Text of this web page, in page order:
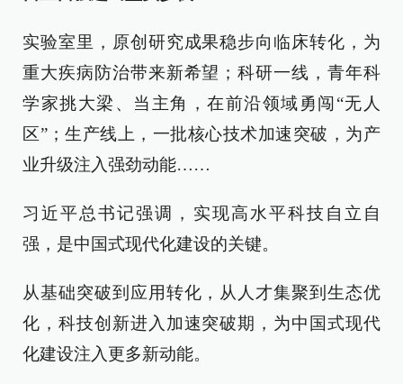
实验室里，原创研究成果稳步向临床转化，为
重大疾病防治带来新希望；科研一线，青年科
学家挑大梁、当主角，在前沿领域勇闯“无人
区”；生产线上，一批核心技术加速突破，为产
业升级注入强劲动能……
习近平总书记强调，实现高水平科技自立自
强，是中国式现代化建设的关键。
从基础突破到应用转化，从人才集聚到生态优
化，科技创新进入加速突破期，为中国式现代
化建设注入更多新动能。